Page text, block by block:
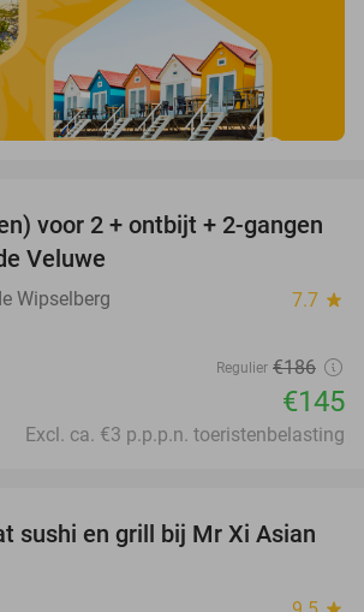
22%
voor 2 + ontbijt + 2-gangen
Veluwe
Wipselberg 7.7 star
Regulier €186
€145
Excl. ca. €3 p.p.p.n. toeristenbelasting
14%
sushi en grill bij Mr Xi Asian